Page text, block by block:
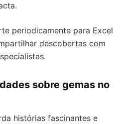
periodicamente para Excel
descobertas com
sobre gemas no
histórias fascinantes e